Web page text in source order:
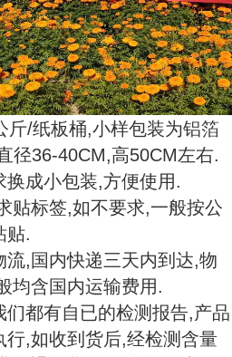
斤/纸板桶,小样包装为铝箔
径36-40CM,高50CM左右.
成小包装,方便使用.
贴标签,如不要求,一般按公
贴.
流,国内快递三天内到达,物
均含国内运输费用.
们都有自已的检测报告,产品
行,如收到货后,经检测含量